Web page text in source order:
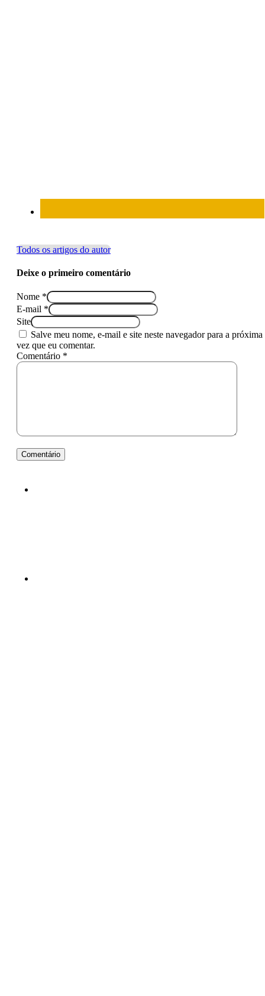
Todos os artigos do autor
Deixe o primeiro comentário
Nome *
E-mail *
Site
Salve meu nome, e-mail e site neste navegador para a próxima
vez que eu comentar.
Comentário *